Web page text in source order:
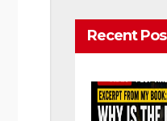
Recent